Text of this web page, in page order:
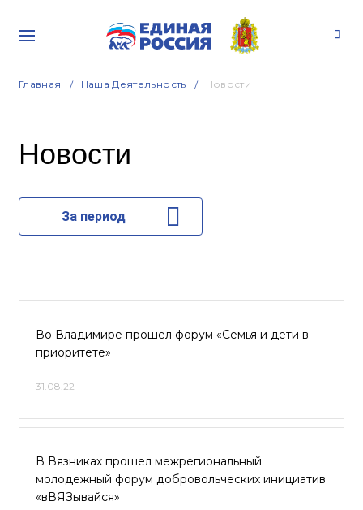
Главная Наша Деятельность Новости
Новости
За период
Во Владимире прошел форум «Семья и дети в
приоритете»
31.08.22
В Вязниках прошел межрегиональный
молодежный форум добровольческих инициатив
«вВЯЗывайся»